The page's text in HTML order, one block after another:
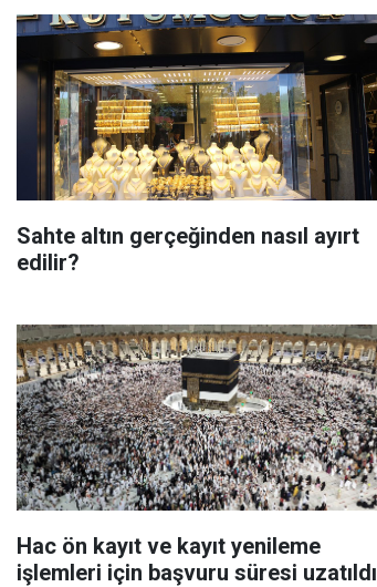
Sahte altın gerçeğinden nasıl ayırt
edilir?
Hac ön kayıt ve kayıt yenileme
işlemleri için başvuru süresi uzatıldı